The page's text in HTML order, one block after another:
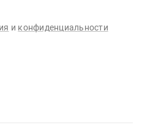
и конфиденциальности